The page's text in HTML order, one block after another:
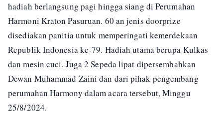
hadiah berlangsung pagi hingga siang di Perumahan
Harmoni Kraton Pasuruan. 60 an jenis doorprize
disediakan panitia untuk memperingati kemerdekaan
Republik Indonesia ke-79. Hadiah utama berupa Kulkas
dan mesin cuci. Juga 2 Sepeda lipat dipersembahkan
Dewan Muhammad Zaini dan dari pihak pengembang
perumahan Harmony dalam acara tersebut, Minggu
25/8/2024.